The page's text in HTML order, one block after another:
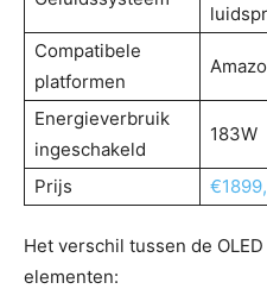
Compatibele
platformen
Energieverbruik
ingeschakeld
183W
Prijs
Het verschil tussen de
elementen: